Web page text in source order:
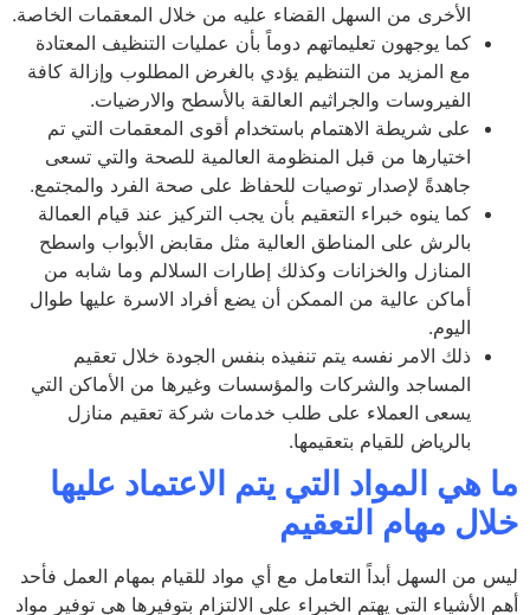
الأخرى من السهل القضاء عليه من خلال المعقمات الخاصة.
كما يوجهون تعليماتهم دوماً بأن عمليات التنظيف المعتادة
مع المزيد من التنظيم يؤدي بالغرض المطلوب وإزالة كافة
الفيروسات والجراثيم العالقة بالأسطح والارضيات.
على شريطة الاهتمام باستخدام أقوى المعقمات التي تم
اختيارها من قبل المنظومة العالمية للصحة والتي تسعى
جاهدةً لإصدار توصيات للحفاظ على صحة الفرد والمجتمع.
كما ينوه خبراء التعقيم بأن يجب التركيز عند قيام العمالة
بالرش على المناطق العالية مثل مقابض الأبواب واسطح
المنازل والخزانات وكذلك إطارات السلالم وما شابه من
أماكن عالية من الممكن أن يضع أفراد الاسرة عليها طوال
اليوم.
ذلك الامر نفسه يتم تنفيذه بنفس الجودة خلال تعقيم
المساجد والشركات والمؤسسات وغيرها من الأماكن التي
يسعى العملاء على طلب خدمات شركة تعقيم منازل
بالرياض للقيام بتعقيمها.
هي المواد التي يتم الاعتماد عليها
مهام التعقيم
من السهل أبداً التعامل مع أي مواد للقيام بمهام العمل فأحد
الأشياء التي يهتم الخبراء على الالتزام بتوفيرها هي توفير مواد